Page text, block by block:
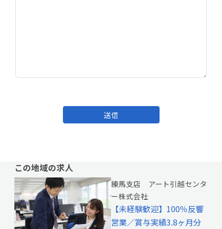
送信
この地域の求人
練馬支店 アート引越センタ
ー株式会社
【未経験歓迎】100％反響
営業／賞与実績3.8ヶ月分